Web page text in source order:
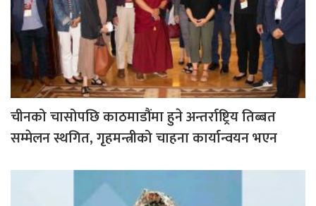
चीनको चासोपछि काठमाडौंमा हुने अन्तर्राष्ट्रिय तिब्बत
सम्मेलन स्थगित, गृहमन्त्रीको चाहना कार्यान्वयन भएन